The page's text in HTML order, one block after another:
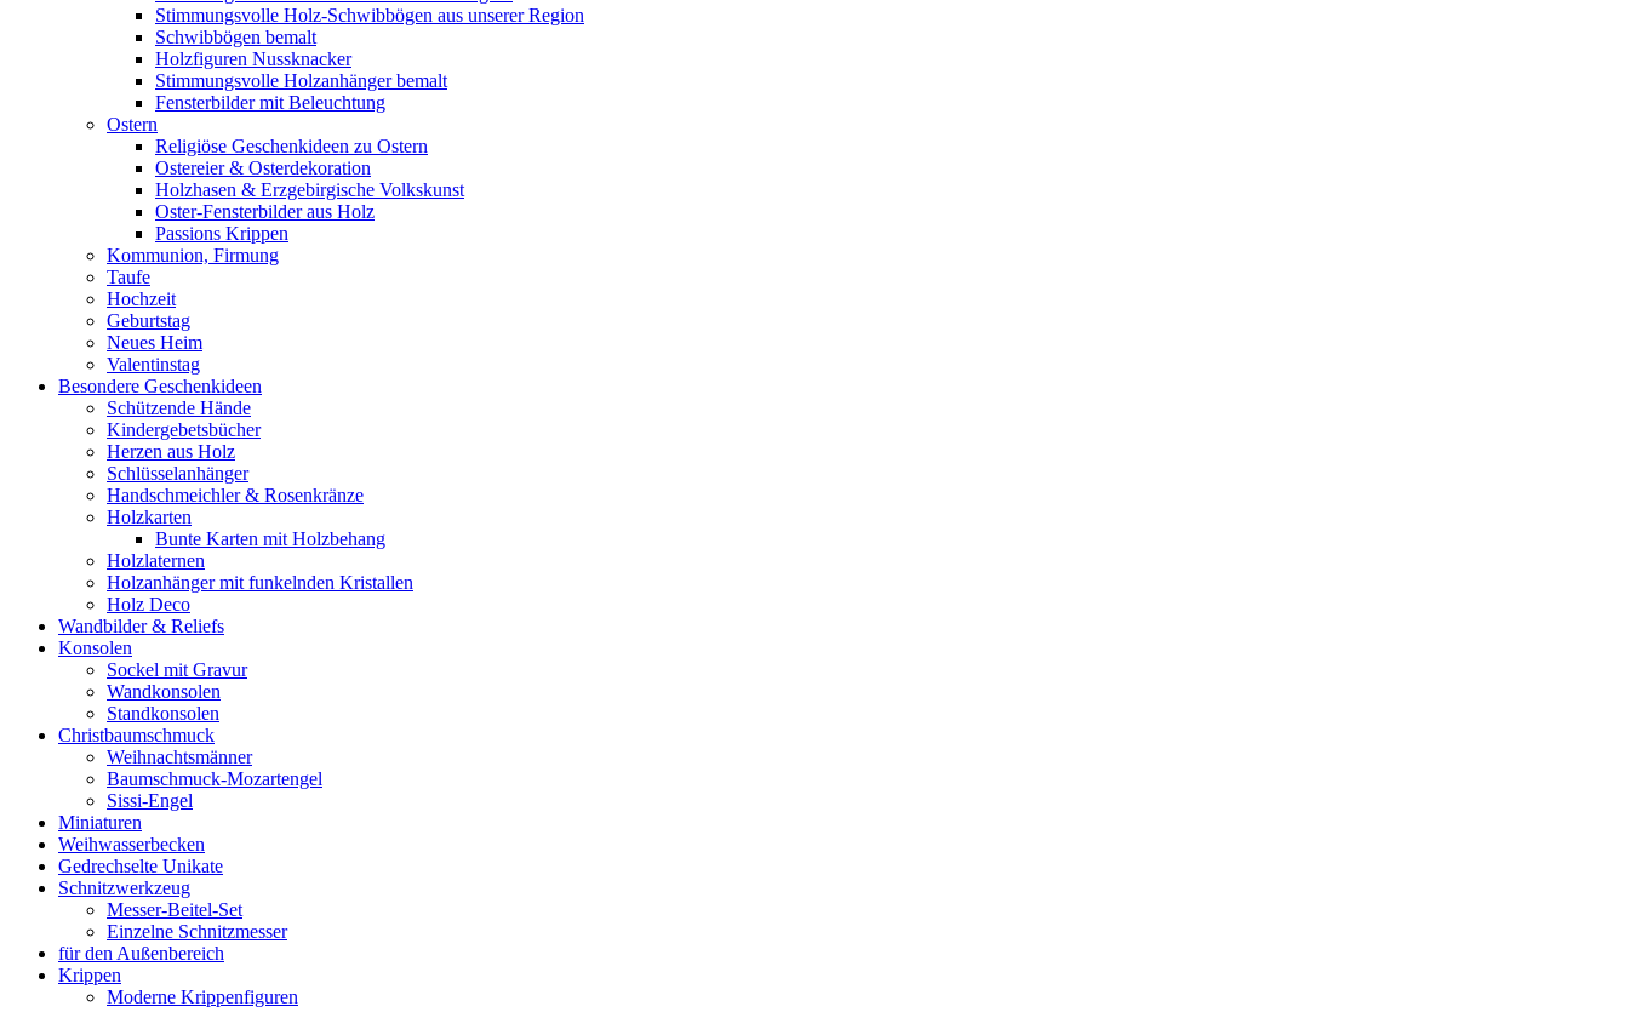
Stimmungsvolle Holz-Schwibbögen aus unserer Region
Schwibbögen bemalt
Holzfiguren Nussknacker
Stimmungsvolle Holzanhänger bemalt
Fensterbilder mit Beleuchtung
Ostern
Religiöse Geschenkideen zu Ostern
Ostereier & Osterdekoration
Holzhasen & Erzgebirgische Volkskunst
Oster-Fensterbilder aus Holz
Passions Krippen
Kommunion, Firmung
Taufe
Hochzeit
Geburtstag
Neues Heim
Valentinstag
Besondere Geschenkideen
Schützende Hände
Kindergebetsbücher
Herzen aus Holz
Schlüsselanhänger
Handschmeichler & Rosenkränze
Holzkarten
Bunte Karten mit Holzbehang
Holzlaternen
Holzanhänger mit funkelnden Kristallen
Holz Deco
Wandbilder & Reliefs
Konsolen
Sockel mit Gravur
Wandkonsolen
Standkonsolen
Christbaumschmuck
Weihnachtsmänner
Baumschmuck-Mozartengel
Sissi-Engel
Miniaturen
Weihwasserbecken
Gedrechselte Unikate
Schnitzwerkzeug
Messer-Beitel-Set
Einzelne Schnitzmesser
für den Außenbereich
Krippen
Moderne Krippenfiguren